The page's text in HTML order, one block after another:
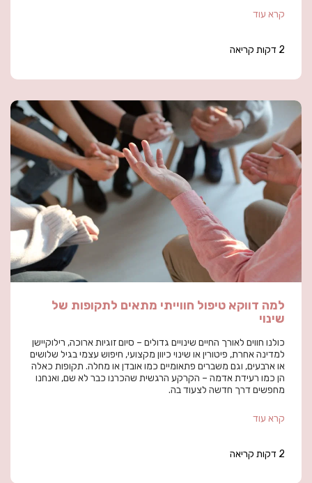
קרא עוד
2 דקות קריאה
למה דווקא טיפול חווייתי מתאים לתקופות של
שינוי
כולנו חווים לאורך החיים שינויים גדולים – סיום זוגיות ארוכה, רילוקיישן
למדינה אחרת, פיטורין או שינוי כיוון מקצועי, חיפוש עצמי בגיל שלושים
או ארבעים, וגם משברים פתאומיים כמו אובדן או מחלה. תקופות כאלה
הן כמו רעידת אדמה – הקרקע הרגשית שהכרנו כבר לא שם, ואנחנו
מחפשים דרך חדשה לצעוד בה.
קרא עוד
2 דקות קריאה